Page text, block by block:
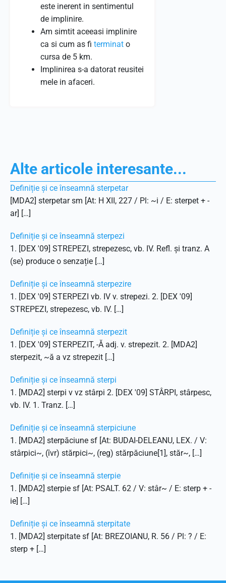
este inerent in sentimentul
de implinire.
Am simtit aceeasi implinire
ca si cum as fi terminat o
cursa de 5 km.
Implinirea s-a datorat reusitei
mele in afaceri.
Alte articole interesante...
Definiție și ce înseamnă sterpetar
[MDA2] sterpetar sm [At: H XII, 227 / Pl: ~i / E: sterpet + -
ar] […]
Definiție și ce înseamnă sterpezi
1. [DEX '09] STREPEZI, strepezesc, vb. IV. Refl. și tranz. A
(se) produce o senzație […]
Definiție și ce înseamnă sterpezire
1. [DEX '09] STERPEZI vb. IV v. strepezi. 2. [DEX '09]
STREPEZI, strepezesc, vb. IV. […]
Definiție și ce înseamnă sterpezit
1. [DEX '09] STERPEZIT, -Ă adj. v. strepezit. 2. [MDA2]
sterpezit, ~ă a vz strepezit […]
Definiție și ce înseamnă sterpi
1. [MDA2] sterpi v vz stârpi 2. [DEX '09] STÂRPI, stârpesc,
vb. IV. 1. Tranz. […]
Definiție și ce înseamnă sterpiciune
1. [MDA2] sterpăciune sf [At: BUDAI-DELEANU, LEX. / V:
stârpici~, (îvr) stărpici~, (reg) stărpăciune[1], stăr~, […]
Definiție și ce înseamnă sterpie
1. [MDA2] sterpie sf [At: PSALT. 62 / V: stâr~ / E: sterp + -
ie] […]
Definiție și ce înseamnă sterpitate
1. [MDA2] sterpitate sf [At: BREZOIANU, R. 56 / Pl: ? / E:
sterp + […]